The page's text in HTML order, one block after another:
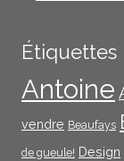
Étiquettes
Antoine
vendre Beaufays
de gueule! Design